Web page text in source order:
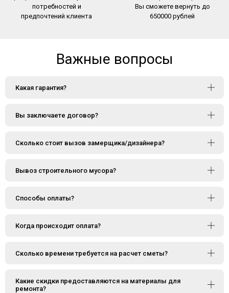
потребностей и
предпочтений клиента
Вы сможете вернуть до
650000 рублей
Важные вопросы
Какая гарантия?
Вы заключаете договор?
Сколько стоит вызов замерщика/дизайнера?
Вывоз строительного мусора?
Способы оплаты?
Когда происходит оплата?
Сколько времени требуется на расчет сметы?
Какие скидки предоставляются на материалы для
ремонта?